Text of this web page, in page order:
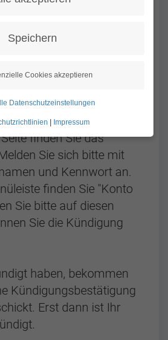
Tess-Konto über die
Bereich auf der
kom.de/homepage/
finden Sie das
Sie sich bitte mit
und Kennwort an.
finden Sie "Konto
Sie bitte auf diesen
Sie die Kündigung
haben, bekommen
Kündigungsbestätigung
Erst dann ist Ihr
Speichern
Cookies akzeptieren
Datenschutzeinstellungen
Impressum